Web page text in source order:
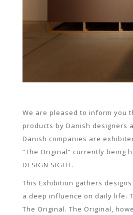
We are pleased to inform you
products by Danish designers
Danish companies are
“The Original” currently being
DESIGN SIGHT.
This Exhibition gathers
a deep influence on daily life.
The Original. The Original,